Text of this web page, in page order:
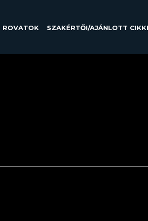
ROVATOK SZAKÉRTŐI/AJÁNLOTT